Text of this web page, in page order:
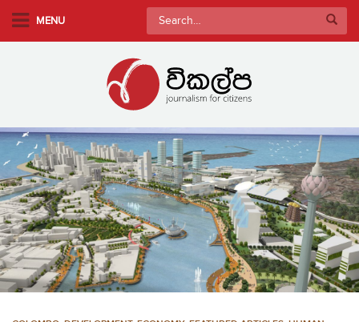
m
n
c
o
n
t
e
MENU
Search
for: